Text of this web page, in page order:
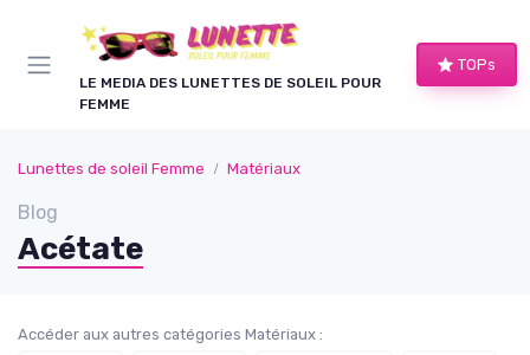
LE MEDIA DES LUNETTES DE SOLEIL POUR
FEMME
TOPs
Lunettes de soleil Femme Matériaux
Blog
Acétate
Accéder aux autres catégories Matériaux :